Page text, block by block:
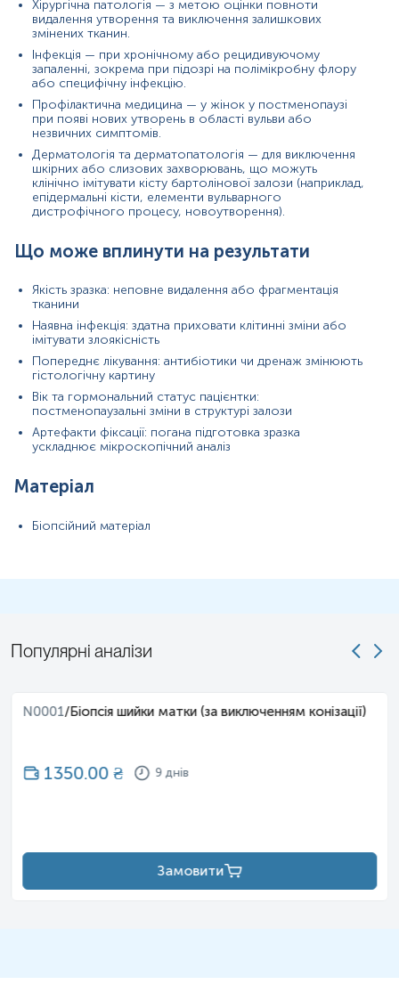
*
Одиниці вимірювання, референтні значення та діапазон
вимірювань можуть змінюватися у відповідності до зміни
тест-систем.
10%
розчином
у
ПІБ пацієнта, дату народження,
Застереження!Для проведення патогістологічного
дослідження обов'язково необхідно надати відповідне
скерування, що містить повну клінічну інформацію.
Олександра М
2025-07-22
Процедура не з приємних, але підхід тут дуже
Хірургічна патологія — з метою оцінки повноти
видалення утворення та виключення залишкових
змінених тканин.
Інфекція — при хронічному або рецидивуючому
запаленні, зокрема при підозрі на полімікробну флору
або специфічну інфекцію.
Профілактична медицина — у жінок у постменопаузі
при появі нових утворень в області вульви або
незвичних симптомів.
Дерматологія та дерматопатологія — для виключення
шкірних або слизових захворювань, що можуть
клінічно імітувати кісту бартолінової залози (наприклад,
епідермальні кісти, елементи вульварного
дистрофічного процесу, новоутворення).
Що може вплинути на результати
Якість зразка: неповне видалення або фрагментація
тканини
Наявна інфекція: здатна приховати клітинні зміни або
імітувати злоякісність
Попереднє лікування: антибіотики чи дренаж змінюють
гістологічну картину
Вік та гормональний статус пацієнтки:
постменопаузальні зміни в структурі залози
Артефакти фіксації: погана підготовка зразка
ускладнює мікроскопічний аналіз
Матеріал
Біопсійний матеріал
Популярні аналізи
N0001/Біопсія шийки матки (за виключенням конізації)
1350.00₴ 9 днів
Замовити